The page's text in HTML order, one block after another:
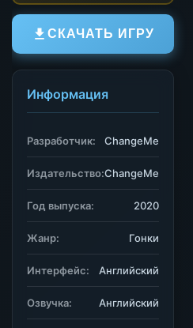
СКАЧАТЬ ИГРУ
Информация
Разработчик: ChangeMe
Издательство:ChangeMe
Год выпуска: 2020
Жанр: Гонки
Интерфейс: Английский
Озвучка: Английский